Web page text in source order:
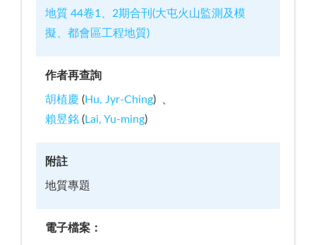
地質 44卷1、2期合刊(大屯火山監測及模
擬、都會區工程地質)
作者再查詢
胡植慶 (Hu, Jyr-Ching)
賴昱銘(Lai, Yu-ming)
附註
地質專題
電子檔案：